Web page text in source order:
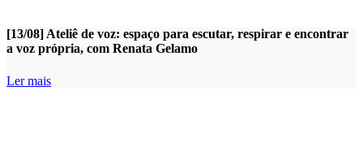
[13/08] Ateliê de voz: espaço para escutar, respirar e encontrar
a voz própria, com Renata Gelamo
Ler mais